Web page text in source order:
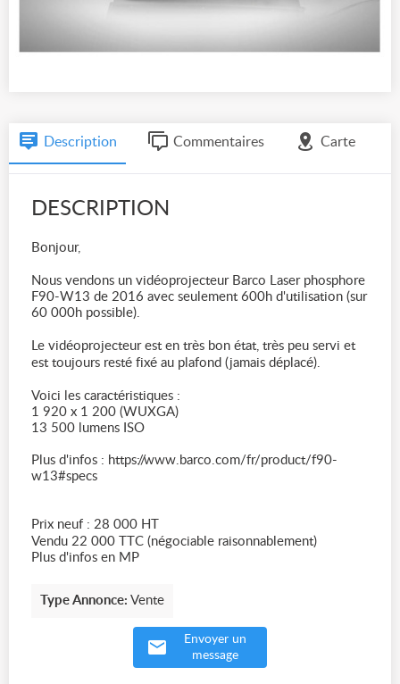
Description Commentaires Carte
DESCRIPTION
Bonjour,
Nous vendons un vidéoprojecteur Barco Laser phosphore
F90-W13 de 2016 avec seulement 600h d'utilisation (sur
60 000h possible).
Le vidéoprojecteur est en très bon état, très peu servi et
est toujours resté fixé au plafond (jamais déplacé).
Voici les caractéristiques :
1 920 x 1 200 (WUXGA)
13 500 lumens ISO
Plus d'infos : https://www.barco.com/fr/product/f90-
w13#specs
Prix neuf : 28 000 HT
Vendu 22 000 TTC (négociable raisonnablement)
Plus d'infos en MP
Type Annonce: Vente
Envoyer un
message